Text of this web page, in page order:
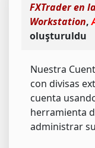
FXTrader en
Workstation,
oluşturuldu
Nuestra
con divisas
cuenta
herramienta
administrar